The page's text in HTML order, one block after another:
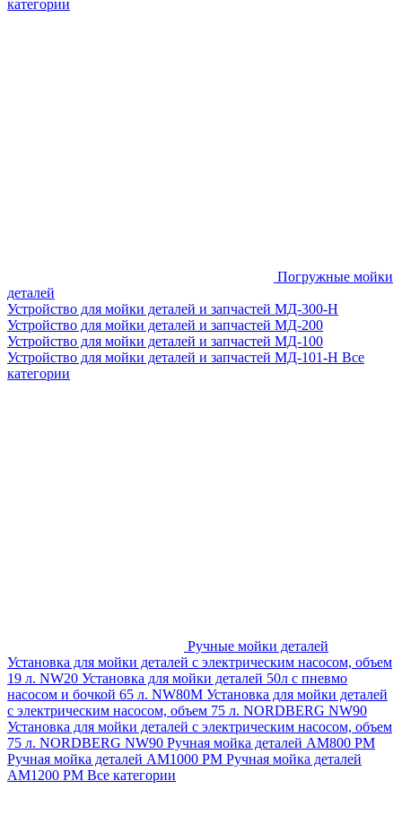
категории
Погружные мойки
деталей
Устройство для мойки деталей и запчастей МД-300-H
Устройство для мойки деталей и запчастей МД-200
Устройство для мойки деталей и запчастей МД-100
Устройство для мойки деталей и запчастей МД-101-Н Все
категории
Ручные мойки деталей
Установка для мойки деталей с электрическим насосом, объем
19 л. NW20 Установка для мойки деталей 50л с пневмо
насосом и бочкой 65 л. NW80M Установка для мойки деталей
с электрическим насосом, объем 75 л. NORDBERG NW90
Установка для мойки деталей с электрическим насосом, объем
75 л. NORDBERG NW90 Ручная мойка деталей АМ800 РМ
Ручная мойка деталей АМ1000 РМ Ручная мойка деталей
АМ1200 РМ Все категории